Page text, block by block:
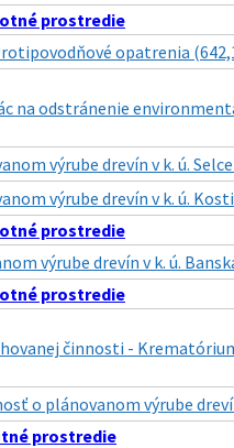
prostredie
opatrenia
na odstránenie
výrube drevín v k. ú.
výrube drevín v k. ú.
prostredie
výrube drevín v k. ú.
prostredie
činnosti -
o plánovanom výrube
prostredie